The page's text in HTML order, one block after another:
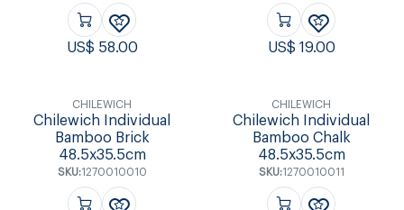
US$ 58.00 US$ 19.00
CHILEWICH
Chilewich Individual
Bamboo Brick
48.5x35.5cm
SKU:1270010010
CHILEWICH
Chilewich Individual
Bamboo Chalk
48.5x35.5cm
SKU:1270010011